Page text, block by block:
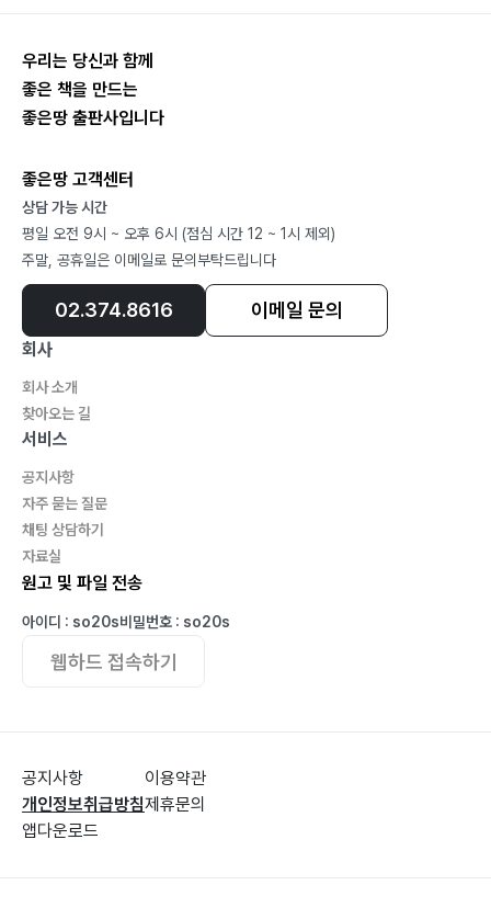
우리는 당신과 함께
좋은 책을 만드는
좋은땅 출판사입니다
좋은땅 고객센터
상담 가능 시간
평일 오전 9시 ~ 오후 6시 (점심 시간 12 ~ 1시 제외)
주말, 공휴일은 이메일로 문의부탁드립니다
02.374.8616 이메일 문의
회사
회사 소개
찾아오는 길
서비스
공지사항
자주 묻는 질문
채팅 상담하기
자료실
원고 및 파일 전송
아이디 : so20s비밀번호 : so20s
웹하드 접속하기
공지사항
개인정보취급방침
앱다운로드
이용약관
제휴문의